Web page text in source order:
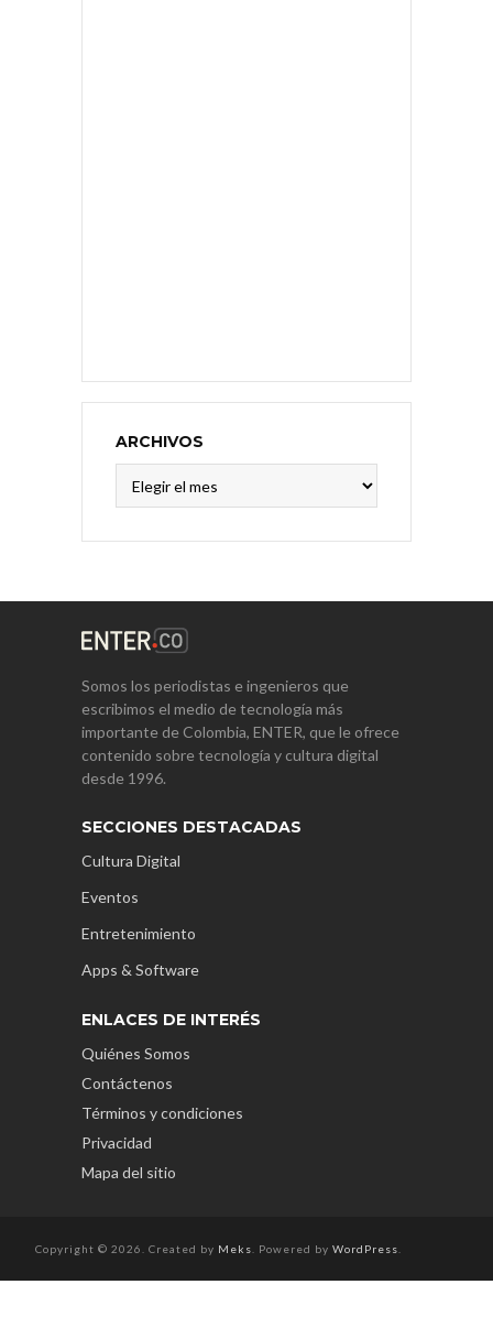
ARCHIVOS
Somos los periodistas e ingenieros que
escribimos el medio de tecnología más
importante de Colombia, ENTER, que le ofrece
contenido sobre tecnología y cultura digital
desde 1996.
SECCIONES DESTACADAS
Cultura Digital
Eventos
Entretenimiento
Apps & Software
ENLACES DE INTERÉS
Quiénes Somos
Contáctenos
Términos y condiciones
Privacidad
Mapa del sitio
Copyright © 2026. Created by Meks . Powered by WordPress